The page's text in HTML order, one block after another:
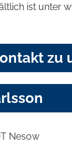
ist unter
zu
Nesow